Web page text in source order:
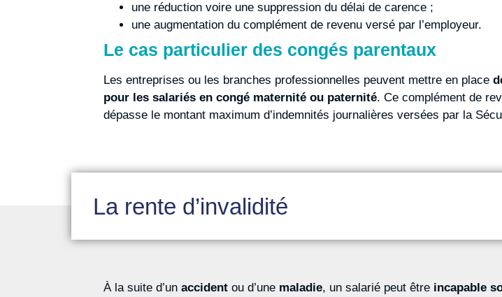
une réduction voire une suppression du délai de carence ;
une augmentation du complément de revenu versé par l’employeur.
Le cas particulier des congés parentaux
Les entreprises ou les branches professionnelles peuvent mettre en place
pour les salariés en congé maternité ou paternité. Ce complément de
dépasse le montant maximum d’indemnités journalières versées par la
La rente d’invalidité
À la suite d’un accidentou d’une maladie, un salarié peut être incapable